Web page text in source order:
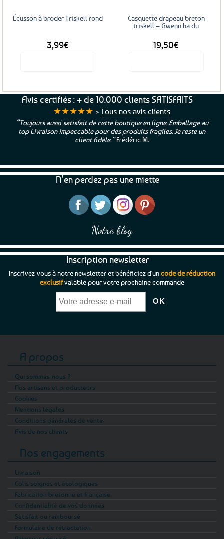
Écusson à broder Triskell rond
3,99€
Casquette drapeau breton
triskell – Gwenn ha du
19,50€
Avis certifiés : + de 10.000 clients SATISFAITS
★★★★★ > Tous nos avis clients
“Toujours aussi satisfait de cette boutique en ligne. Emballage au
top Livraison impeccable pour des produits fragiles. Je reste un
client fidèle.”Frédéric M.
N’en perdez pas une miette
Notre blog
Inscription newsletter
Inscrivez-vous à notre newsletter et bénéficiez d'uncode de réduction
exclusifvalable pour votre prochaine commande
A propos
Qui sommes-nous ?
Nos artisans et producteurs
Cookies
Mentions légales
Conditions générales de vente
Avis de nos clients
Nos engagements
Livraison
Colis soignés et écologiques
Fabrication bretonne et française
Confidentialité de vos données
Satisfait ou remboursé
Formulaire de rétractation